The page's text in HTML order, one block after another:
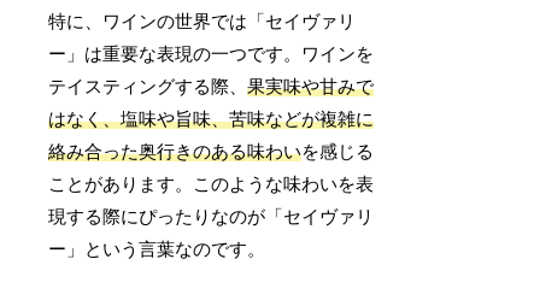
特に、ワインの世界では「セイヴァリ
ー」は重要な表現の一つです。ワインを
テイスティングする際、果実味や甘みで
はなく、塩味や旨味、苦味などが複雑に
絡み合った奥行きのある味わいを感じる
ことがあります。このような味わいを表
現する際にぴったりなのが「セイヴァリ
ー」という言葉なのです。